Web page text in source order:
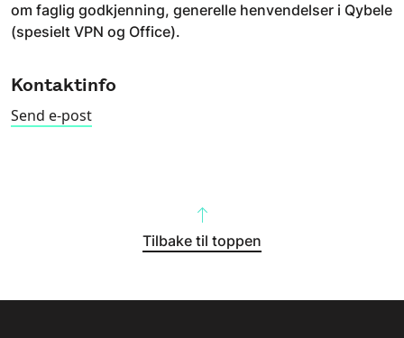
om faglig godkjenning, generelle henvendelser i Qybele
(spesielt VPN og Office).
Kontaktinfo
Send e-post
Tilbake til toppen